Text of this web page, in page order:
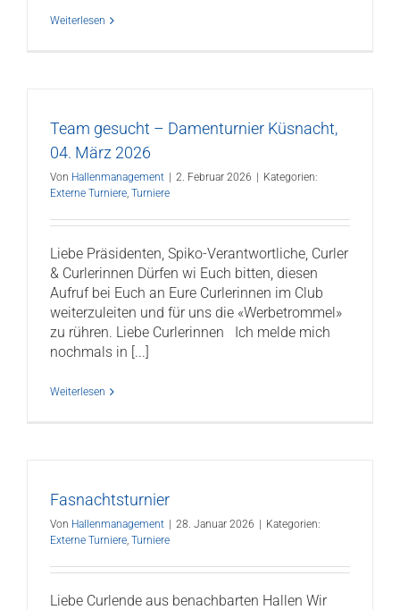
Weiterlesen
Team gesucht – Damenturnier Küsnacht,
04. März 2026
Von Hallenmanagement 2. Februar 2026
Kategorien:
Externe Turniere, Turniere
Liebe Präsidenten, Spiko-Verantwortliche, Curler
& Curlerinnen Dürfen wi Euch bitten, diesen
Aufruf bei Euch an Eure Curlerinnen im Club
weiterzuleiten und für uns die «Werbetrommel»
zu rühren. Liebe Curlerinnen Ich melde mich
nochmals in [...]
Weiterlesen
Fasnachtsturnier
Von Hallenmanagement 28. Januar 2026
Kategorien:
Externe Turniere, Turniere
Liebe Curlende aus benachbarten Hallen Wir